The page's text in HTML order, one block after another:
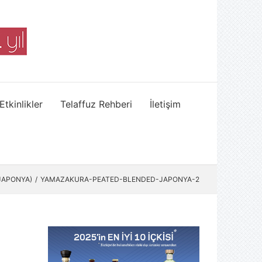
Telaffuz Rehberi İletişim
YAMAZAKURA-PEATED-BLENDED-JAPONYA-2